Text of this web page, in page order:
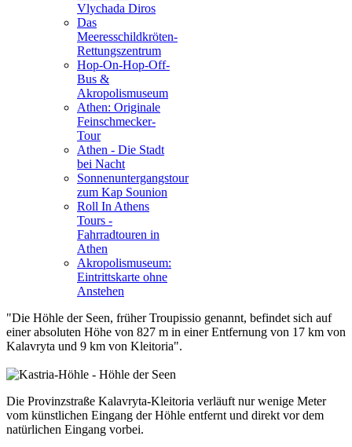
Vlychada Diros
Das
Meeresschildkröten-
Rettungszentrum
Hop-On-Hop-Off-
Bus &
Akropolismuseum
Athen: Originale
Feinschmecker-
Tour
Athen - Die Stadt
bei Nacht
Sonnenuntergangstour
zum Kap Sounion
Roll In Athens
Tours -
Fahrradtouren in
Athen
Akropolismuseum:
Eintrittskarte ohne
Anstehen
"Die Höhle der Seen, früher Troupissio genannt, befindet sich auf
einer absoluten Höhe von 827 m in einer Entfernung von 17 km von
Kalavryta und 9 km von Kleitoria".
Die Provinzstraße Kalavryta-Kleitoria verläuft nur wenige Meter
vom künstlichen Eingang der Höhle entfernt und direkt vor dem
natürlichen Eingang vorbei.